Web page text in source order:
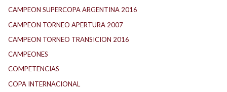
CAMPEON SUPERCOPA ARGENTINA 2016
CAMPEON TORNEO APERTURA 2007
CAMPEON TORNEO TRANSICION 2016
CAMPEONES
COMPETENCIAS
COPA INTERNACIONAL